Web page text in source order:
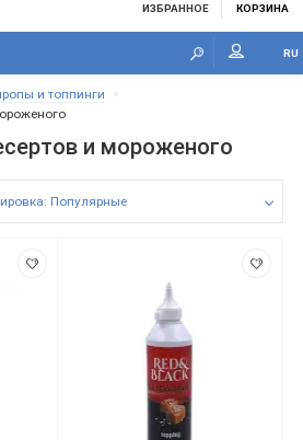
ИЗБРАННОЕ КОРЗИНА
RU
и топпинги
и мороженого
Популярные